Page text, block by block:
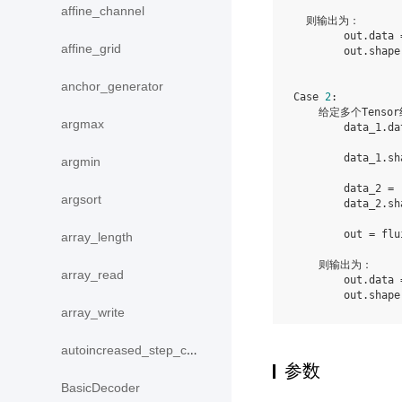
affine_channel
affine_grid
anchor_generator
argmax
argmin
argsort
array_length
array_read
array_write
autoincreased_step_counter
BasicDecoder
  则输出为：
out.data
Case 2:
给定多个Tensor
data_2 =
out =
    则输出为：
out.data
参数